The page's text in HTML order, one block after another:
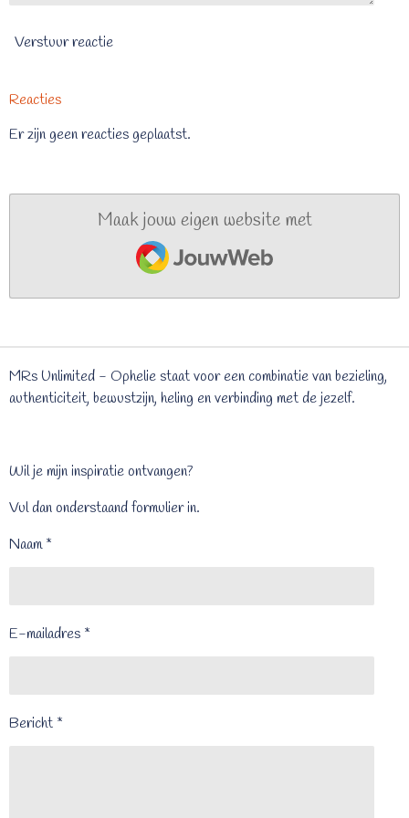
Verstuur reactie
Reacties
Er zijn geen reacties geplaatst.
Maak jouw eigen website met
JouwWeb
MRs Unlimited - Ophelie staat voor een combinatie van bezieling,
authenticiteit, bewustzijn, heling en verbinding met de jezelf.
Wil je mijn inspiratie ontvangen?
Vul dan onderstaand formulier in.
Naam *
E-mailadres *
Bericht *